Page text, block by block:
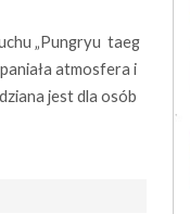
„Pungryu taeg
atmosfera i
jest dla osób